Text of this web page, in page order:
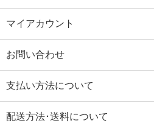
マイアカウント
お問い合わせ
支払い方法について
配送方法･送料について